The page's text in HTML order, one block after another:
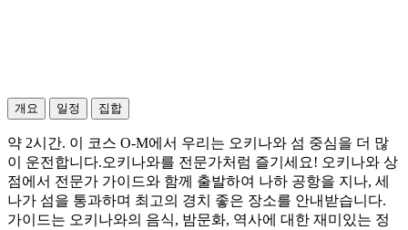
개요 일정 집합
약 2시간. 이 코스 O-M에서 우리는 오키나와 섬 중심을 더 많
이 운전합니다.오키나와를 전문가처럼 즐기세요! 오키나와 상
점에서 전문가 가이드와 함께 출발하여 나하 공항을 지나, 세
나가 섬을 통과하며 최고의 경치 좋은 장소를 안내받습니다.
가이드는 오키나와의 음식, 밤문화, 역사에 대한 재미있는 정